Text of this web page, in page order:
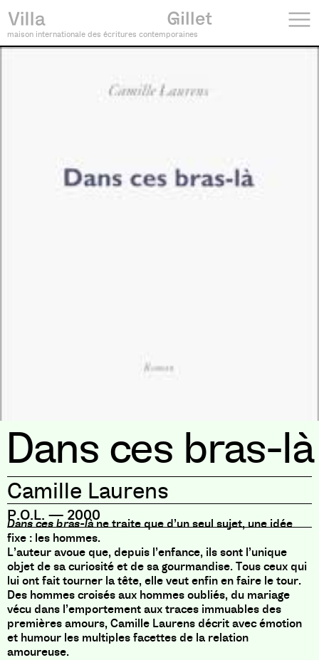
maison internationale des écritures contemporaines
Dans ces bras-là
Camille Laurens
P.O.L. — 2000
Dans ces bras-làne traite que d’un seul sujet, une idée
fixe : les hommes.
L’auteur avoue que, depuis l’enfance, ils sont l’unique
objet de sa curiosité et de sa gourmandise. Tous ceux qui
lui ont fait tourner la tête, elle veut enfin en faire le tour.
Des hommes croisés aux hommes oubliés, du mariage
vécu dans l’emportement aux traces immuables des
premières amours, Camille Laurens décrit avec émotion
et humour les multiples facettes de la relation
amoureuse.